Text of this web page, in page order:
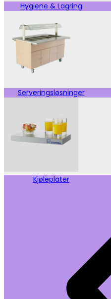
Hygiene & Lagring
Serveringsløsninger
Kjøleplater